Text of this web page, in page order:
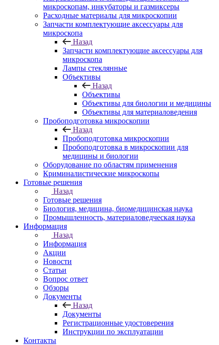
микроскопам, инкубаторы и газмиксеры
Расходные материалы для микроскопии
Запчасти комплектующие аксессуары для
микроскопа
Назад
Запчасти комплектующие аксессуары для
микроскопа
Лампы стеклянные
Объективы
Назад
Объективы
Объективы для биологии и медицины
Объективы для материаловедения
Пробоподготовка микроскопии
Назад
Пробоподготовка микроскопии
Пробоподготовка в микроскопии для
медицины и биологии
Оборудование по областям применения
Криминалистические микроскопы
Готовые решения
Назад
Готовые решения
Биология, медицина, биомедицинская наука
Промышленность, материаловедческая наука
Информация
Назад
Информация
Акции
Новости
Статьи
Вопрос ответ
Обзоры
Документы
Назад
Документы
Регистрационные удостоверения
Инструкции по эксплуатации
Контакты